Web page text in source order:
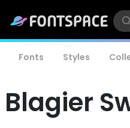
Fonts Styles
Blagier